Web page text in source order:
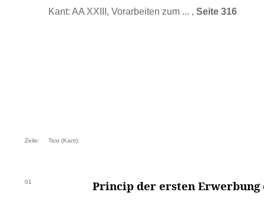
Kant: AA XXIII, Vorarbeiten zum ... , Seite 316
Zeile: Text (Kant):
01 Princip der ersten Erwerbung